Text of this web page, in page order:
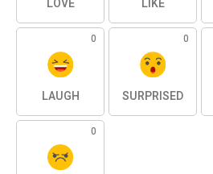
LOVE LIKE
0
LAUGH
0
SURPRISED
0